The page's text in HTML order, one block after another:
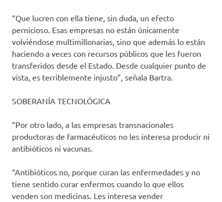
“Que lucren con ella tiene, sin duda, un efecto
pernicioso. Esas empresas no están únicamente
volviéndose multimillonarias, sino que además lo están
haciendo a veces con recursos públicos que les fueron
transferidos desde el Estado. Desde cualquier punto de
vista, es terriblemente injusto”, señala Bartra.
SOBERANÍA TECNOLÓGICA
“Por otro lado, a las empresas transnacionales
productoras de farmacéuticos no les interesa producir ni
antibióticos ni vacunas.
“Antibióticos no, porque curan las enfermedades y no
tiene sentido curar enfermos cuando lo que ellos
venden son medicinas. Les interesa vender